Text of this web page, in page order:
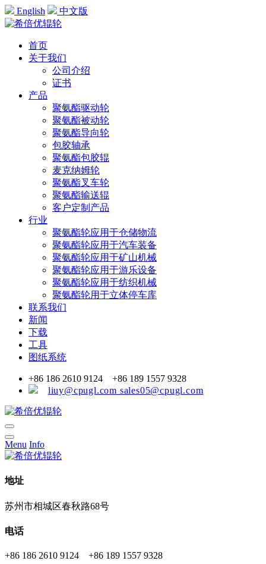
English 中文版
首页
关于我们
公司介绍
证书
产品
聚氨酯驱动轮
聚氨酯被动轮
聚氨酯导向轮
包胶轴承
聚氨酯包胶辊
麦克纳姆轮
聚氨酯叉车轮
聚氨酯输送辊
客户定制产品
行业
聚氨酯轮应用于仓储物流
聚氨酯轮应用于汽车装备
聚氨酯轮应用于矿山机械
聚氨酯轮应用于游乐设备
聚氨酯轮应用于纺织机械
聚氨酯轮用于立体停车库
联系我们
新闻
下载
工具
图纸系统
+86 186 2610 9124 +86 189 1557 9328
liuy@cpugl.com sales05@cpugl.com
Menu Info
地址
苏州市相城区春秋路68号
电话
+86 186 2610 9124 +86 189 1557 9328